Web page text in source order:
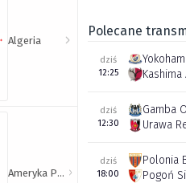
Algeria
Ameryka Północna i Południowa
Polecane
dziś
12:25
dziś
12:30
Gamba
Urawa
dziś
18:00
Polonia
Pogoń